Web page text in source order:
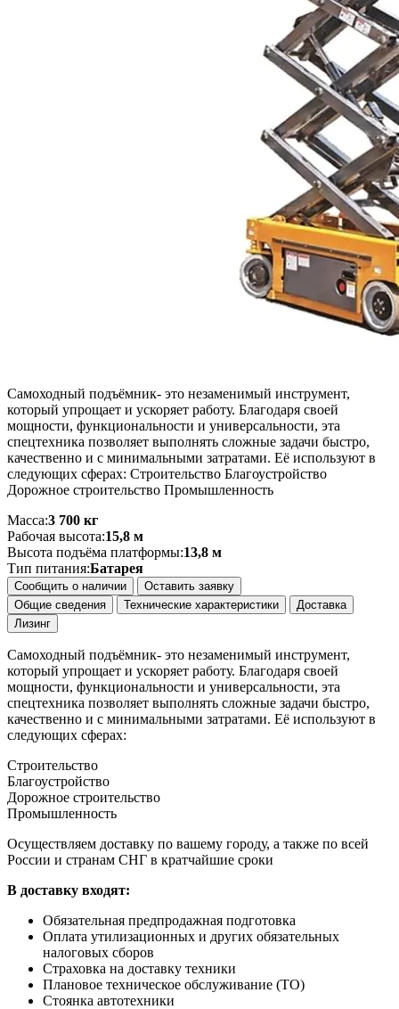
Самоходный подъёмник- это незаменимый инструмент,
который упрощает и ускоряет работу. Благодаря своей
мощности, функциональности и универсальности, эта
спецтехника позволяет выполнять сложные задачи быстро,
качественно и с минимальными затратами. Её используют в
следующих сферах: Строительство Благоустройство
Дорожное строительство Промышленность
Масса:3 700 кг
Рабочая высота:15,8 м
Высота подъёма платформы:13,8 м
Тип питания:Батарея
Сообщить о наличии
Оставить заявку
Общие сведения
Технические характеристики
Доставка
Лизинг
Самоходный подъёмник- это незаменимый инструмент,
который упрощает и ускоряет работу. Благодаря своей
мощности, функциональности и универсальности, эта
спецтехника позволяет выполнять сложные задачи быстро,
качественно и с минимальными затратами. Её используют в
следующих сферах:
Строительство
Благоустройство
Дорожное строительство
Промышленность
Осуществляем доставку по вашему городу, а также по всей
России и странам СНГ в кратчайшие сроки
В доставку входят:
Обязательная предпродажная подготовка
Оплата утилизационных и других обязательных
налоговых сборов
Страховка на доставку техники
Плановое техническое обслуживание (ТО)
Стоянка автотехники